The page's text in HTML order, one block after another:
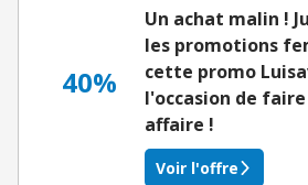
40%
Un achat malin !
les promotions
cette promo
l'occasion de
affaire !
Voir l'offre